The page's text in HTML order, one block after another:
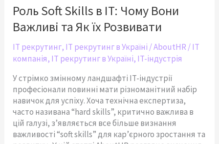
Роль Soft Skills в IT: Чому Вони
Важливі та Як їх Розвивати
IT рекрутинг, IT рекрутинг в Україні /AboutHR /IT
компанія, IT рекрутинг в Україні, IT-індустрія
У стрімко змінному ландшафті IT-індустрії
професіонали повинні мати різноманітний набір
навичок для успіху. Хоча технічна експертиза,
часто називана “hard skills”, критично важлива в
цій галузі, з’являється все більше визнання
важливості “soft skills” для кар’єрного зростання та
в
IT:
Чому
Важливі
та
Як
їх
Розвивати